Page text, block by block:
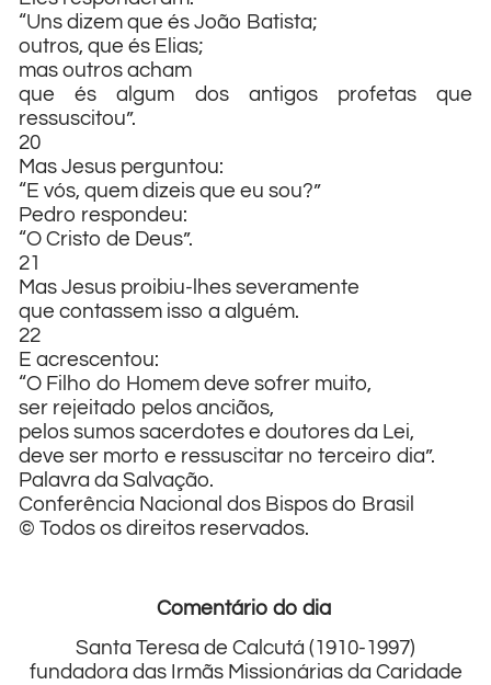
“Uns dizem que és João Batista;
outros, que és Elias;
mas outros acham
que és algum dos antigos profetas que
ressuscitou”.
20
Mas Jesus perguntou:
“E vós, quem dizeis que eu sou?”
Pedro respondeu:
“O Cristo de Deus”.
21
Mas Jesus proibiu-lhes severamente
que contassem isso a alguém.
22
E acrescentou:
“O Filho do Homem deve sofrer muito,
ser rejeitado pelos anciãos,
pelos sumos sacerdotes e doutores da Lei,
deve ser morto e ressuscitar no terceiro dia”.
Palavra da Salvação.
Conferência Nacional dos Bispos do Brasil
© Todos os direitos reservados.
Comentário do dia
Santa Teresa de Calcutá (1910-1997)
fundadora das Irmãs Missionárias da Caridade